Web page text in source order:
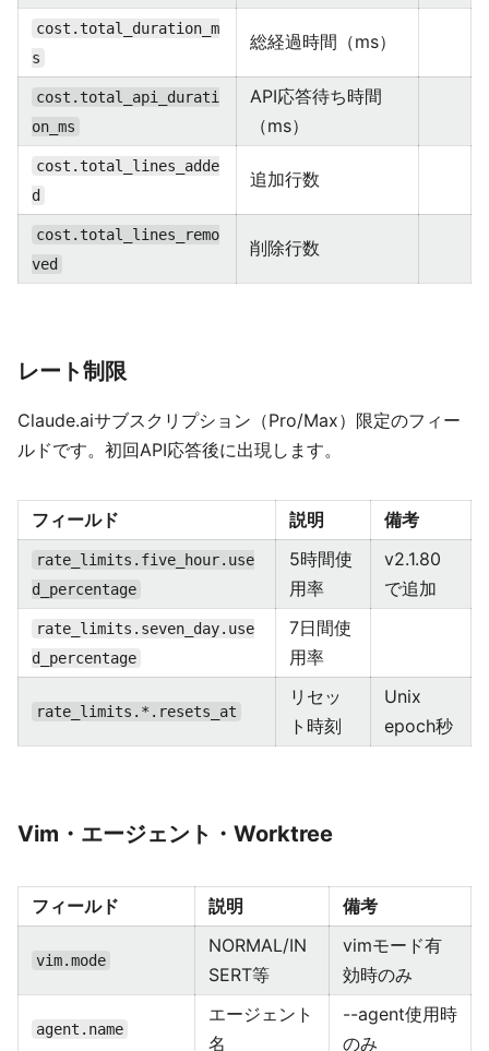
cost.total_duration_m
s
総経過時間（ms）
cost.total_api_durati
on_ms
API応答待ち時間
（ms）
cost.total_lines_adde
d
追加行数
cost.total_lines_remo
ved
削除行数
レート制限
Claude.aiサブスクリプション（Pro/Max）限定のフィー
ルドです。初回API応答後に出現します。
フィールド 説明 備考
rate_limits.five_hour.use
d_percentage
5時間使
用率
v2.1.80
で追加
rate_limits.seven_day.use
d_percentage
7日間使
用率
rate_limits.*.resets_at
リセッ
ト時刻
Unix
epoch秒
Vim・エージェント・Worktree
フィールド 説明 備考
vim.mode
NORMAL/IN
SERT等
vimモード有
効時のみ
agent.name
エージェント
名
--agent使用時
のみ